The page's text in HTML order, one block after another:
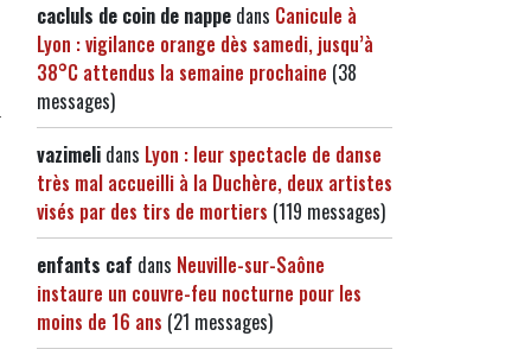
cacluls de coin de nappe dans Canicule à
Lyon : vigilance orange dès samedi, jusqu’à
38°C attendus la semaine prochaine (38
messages)
vazimeli dans Lyon : leur spectacle de danse
très mal accueilli à la Duchère, deux artistes
visés par des tirs de mortiers (119 messages)
enfants caf dans Neuville-sur-Saône
instaure un couvre-feu nocturne pour les
moins de 16 ans (21 messages)